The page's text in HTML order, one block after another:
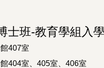
士班-教育學組入
407室
404室、405室、406室